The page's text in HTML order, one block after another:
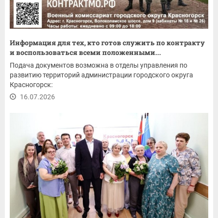
Информация для тех, кто готов служить по контракту
и воспользоваться всеми положенными...
Подача документов возможна в отделы управления по
развитию территорий администрации городского округа
Красногорск:
16.07.2026